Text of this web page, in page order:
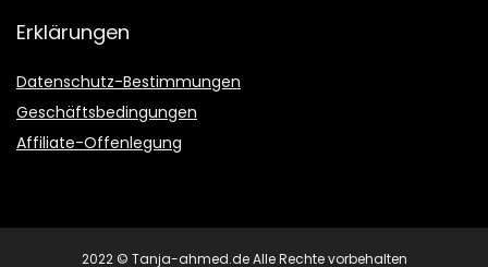
Erklärungen
Datenschutz-Bestimmungen
Geschäftsbedingungen
Affiliate-Offenlegung
2022 © Tanja-ahmed.de Alle Rechte vorbehalten